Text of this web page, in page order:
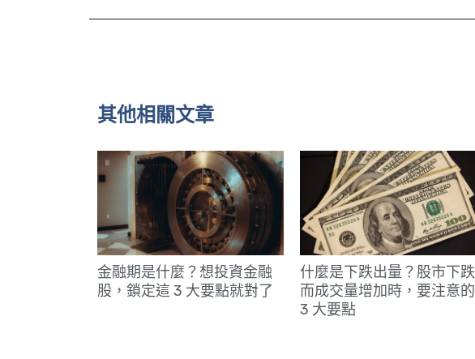
其他相關文章
金融期是什麼？想投資金融
股，鎖定這 3 大要點就對了
什麼是下跌出量？股市下跌
而成交量增加時，要注意的
3 大要點